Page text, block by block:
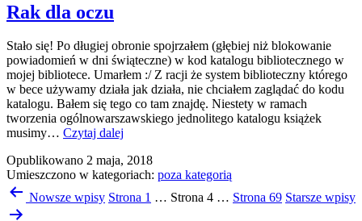
Rak dla oczu
Stało się! Po długiej obronie spojrzałem (głębiej niż blokowanie
powiadomień w dni świąteczne) w kod katalogu bibliotecznego w
mojej bibliotece. Umarłem :/ Z racji że system biblioteczny którego
w bece używamy działa jak działa, nie chciałem zaglądać do kodu
katalogu. Bałem się tego co tam znajdę. Niestety w ramach
tworzenia ogólnowarszawskiego jednolitego katalogu książek
musimy… Czytaj dalej
oczu
Opublikowano 2 maja, 2018
Umieszczono w kategoriach: poza kategorią
Stronicowanie
wpisów
Nowsze wpisy Strona 1 … Strona 4 … Strona 69 Starsze wpisy